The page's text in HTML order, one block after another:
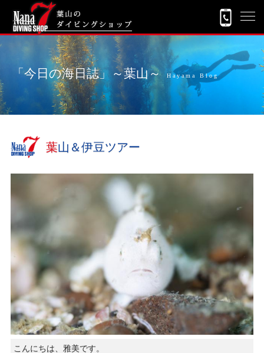
「今日の海日誌」～葉山～ Hayama Blog
葉山＆伊豆ツアー
こんにちは、雅美です。